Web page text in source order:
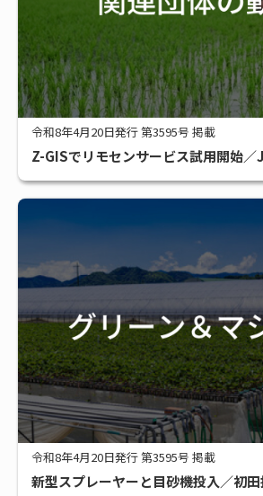
令和8年4月20日発行 第3595号 掲載
Z-GISでリモセンサービス試用開始／
令和8年4月20日発行 第3595号 掲載
新型スプレーヤーと目砂機投入／初